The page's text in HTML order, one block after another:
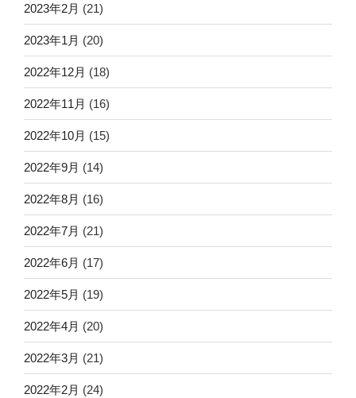
2023年2月 (21)
2023年1月 (20)
2022年12月 (18)
2022年11月 (16)
2022年10月 (15)
2022年9月 (14)
2022年8月 (16)
2022年7月 (21)
2022年6月 (17)
2022年5月 (19)
2022年4月 (20)
2022年3月 (21)
2022年2月 (24)